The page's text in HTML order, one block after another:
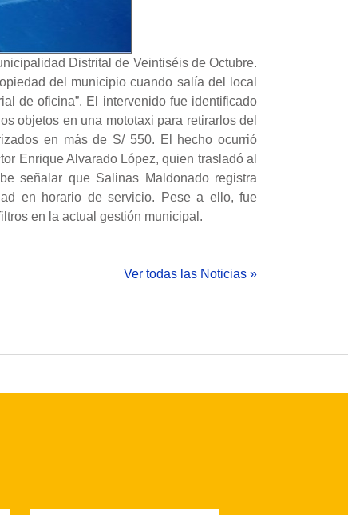
Distrital de Veintiséis de Octubre.
del municipio cuando salía del local
de oficina”. El intervenido fue identificado
objetos en una mototaxi para retirarlos del
en más de S/ 550. El hecho ocurrió
Enrique Alvarado López, quien trasladó al
señalar que Salinas Maldonado registra
en horario de servicio. Pese a ello, fue
en la actual gestión municipal.
Ver todas las Noticias »